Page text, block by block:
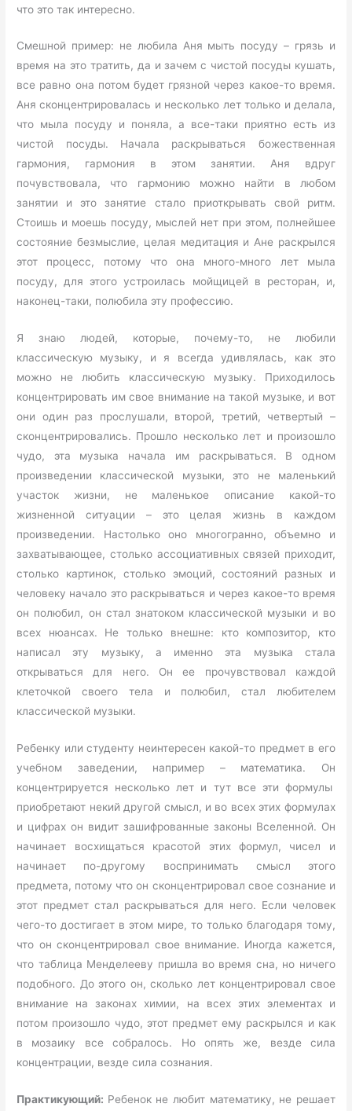
что это так интересно.
Смешной пример: не любила Аня мыть посуду – грязь и
время на это тратить, да и зачем с чистой посуды кушать,
все равно она потом будет грязной через какое-то время.
Аня сконцентрировалась и несколько лет только и делала,
что мыла посуду и поняла, а все-таки приятно есть из
чистой посуды. Начала раскрываться божественная
гармония, гармония в этом занятии. Аня вдруг
почувствовала, что гармонию можно найти в любом
занятии и это занятие стало приоткрывать свой ритм.
Стоишь и моешь посуду, мыслей нет при этом, полнейшее
состояние безмыслие, целая медитация и Ане раскрылся
этот процесс, потому что она много-много лет мыла
посуду, для этого устроилась мойщицей в ресторан, и,
наконец-таки, полюбила эту профессию.
Я знаю людей, которые, почему-то, не любили
классическую музыку, и я всегда удивлялась, как это
можно не любить классическую музыку. Приходилось
концентрировать им свое внимание на такой музыке, и вот
они один раз прослушали, второй, третий, четвертый –
сконцентрировались. Прошло несколько лет и произошло
чудо, эта музыка начала им раскрываться. В одном
произведении классической музыки, это не маленький
участок жизни, не маленькое описание какой-то
жизненной ситуации – это целая жизнь в каждом
произведении. Настолько оно многогранно, объемно и
захватывающее, столько ассоциативных связей приходит,
столько картинок, столько эмоций, состояний разных и
человеку начало это раскрываться и через какое-то время
он полюбил, он стал знатоком классической музыки и во
всех нюансах. Не только внешне: кто композитор, кто
написал эту музыку, а именно эта музыка стала
открываться для него. Он ее прочувствовал каждой
клеточкой своего тела и полюбил, стал любителем
классической музыки.
Ребенку или студенту неинтересен какой-то предмет в его
учебном заведении, например – математика. Он
концентрируется несколько лет и тут все эти формулы
приобретают некий другой смысл, и во всех этих формулах
и цифрах он видит зашифрованные законы Вселенной. Он
начинает восхищаться красотой этих формул, чисел и
начинает по-другому воспринимать смысл этого
предмета, потому что он сконцентрировал свое сознание и
этот предмет стал раскрываться для него. Если человек
чего-то достигает в этом мире, то только благодаря тому,
что он сконцентрировал свое внимание. Иногда кажется,
что таблица Менделееву пришла во время сна, но ничего
подобного. До этого он, сколько лет концентрировал свое
внимание на законах химии, на всех этих элементах и
потом произошло чудо, этот предмет ему раскрылся и как
в мозаику все собралось. Но опять же, везде сила
концентрации, везде сила сознания.
Практикующий: Ребенок не любит математику, не решает